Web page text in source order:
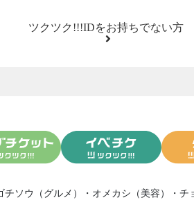
ツクツク!!!IDをお持ちでない方
チソウ（グルメ） ・ オメカシ（美容） ・ チ